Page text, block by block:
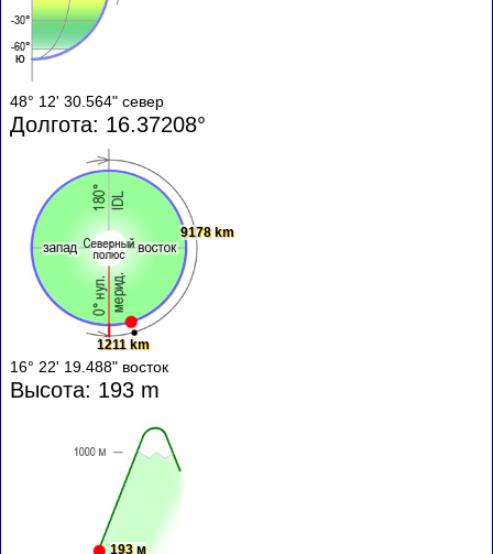
48° 12' 30.564" север
Долгота: 16.37208°
1211 km
9178 km
16° 22' 19.488" восток
Высота: 193 m
193 м